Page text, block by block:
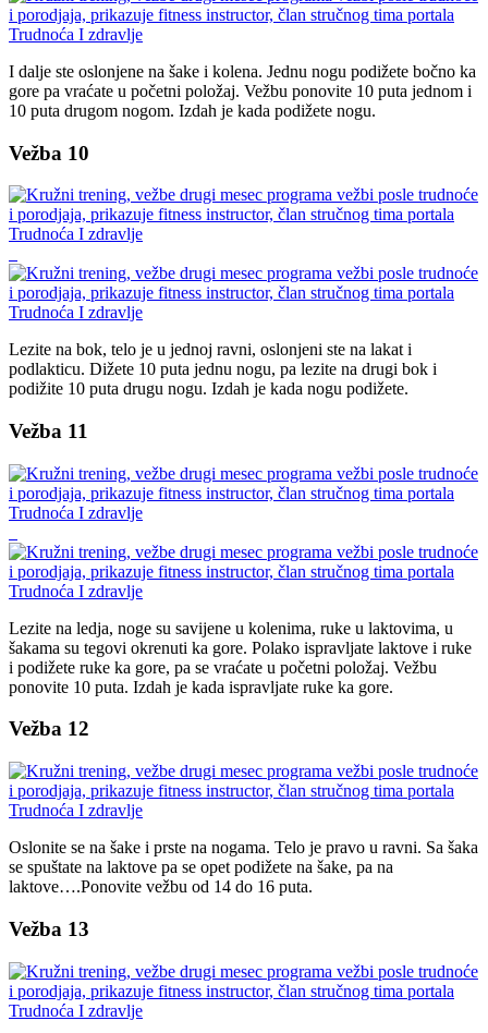
I dalje ste oslonjene na šake i kolena. Jednu nogu podižete bočno ka
gore pa vraćate u početni položaj. Vežbu ponovite 10 puta jednom i
10 puta drugom nogom. Izdah je kada podižete nogu.
Vežba 10
Lezite na bok, telo je u jednoj ravni, oslonjeni ste na lakat i
podlakticu. Dižete 10 puta jednu nogu, pa lezite na drugi bok i
podižite 10 puta drugu nogu. Izdah je kada nogu podižete.
Vežba 11
Lezite na ledja, noge su savijene u kolenima, ruke u laktovima, u
šakama su tegovi okrenuti ka gore. Polako ispravljate laktove i ruke
i podižete ruke ka gore, pa se vraćate u početni položaj. Vežbu
ponovite 10 puta. Izdah je kada ispravljate ruke ka gore.
Vežba 12
Oslonite se na šake i prste na nogama. Telo je pravo u ravni. Sa šaka
se spuštate na laktove pa se opet podižete na šake, pa na
laktove….Ponovite vežbu od 14 do 16 puta.
Vežba 13